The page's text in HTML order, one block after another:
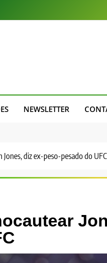
NEWSLETTER
diz ex-peso-pesado do UFC